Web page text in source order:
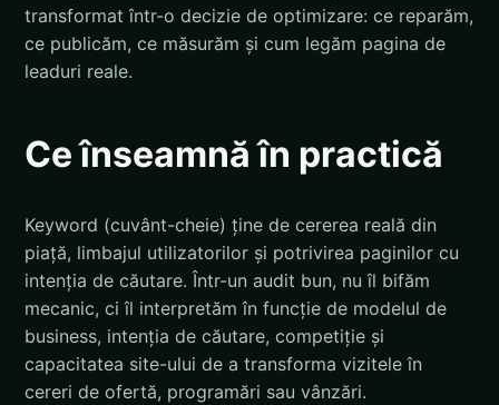
transformat într-o decizie de optimizare: ce reparăm,
ce publicăm, ce măsurăm și cum legăm pagina de
leaduri reale.
Ce înseamnă în practică
Keyword (cuvânt-cheie) ține de cererea reală din
piață, limbajul utilizatorilor și potrivirea paginilor cu
intenția de căutare. Într-un audit bun, nu îl bifăm
mecanic, ci îl interpretăm în funcție de modelul de
business, intenția de căutare, competiție și
capacitatea site-ului de a transforma vizitele în
cereri de ofertă, programări sau vânzări.